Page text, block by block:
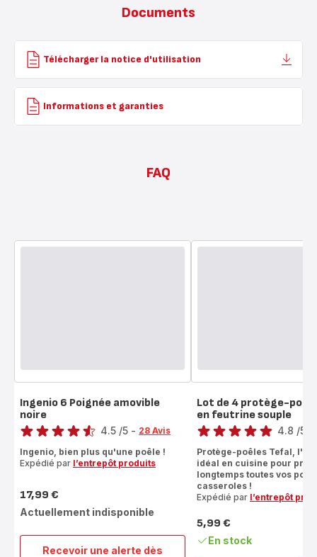
Documents
Télécharger la notice d'utilisation
Informations et garanties
FAQ
Recevoir une alerte dès
Ingenio 6 Poignée amovible
noire
Note
4.5 /5 - 28 Avis
Ingenio, bien plus qu'une poêle !
Expédié par l’entrepôt produits
Prix
17,99 €
Actuellement indisponible
Lot de 4 protège-
en feutrine souple
Note
4.8 /5
Protège-poêles Tefal,
idéal en cuisine pour
longtemps toutes vos
casseroles !
Expédié par l’entrepôt
Prix
5,99 €
En stock